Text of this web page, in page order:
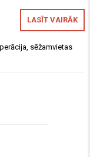
LASĪT VAIRĀK
sēžamvietas